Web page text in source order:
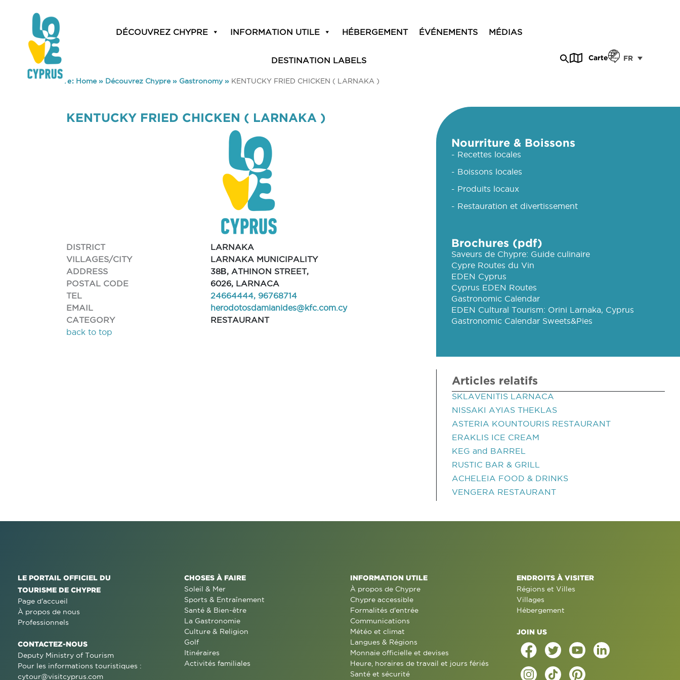
DÉCOUVREZ CHYPRE INFORMATION UTILE HÉBERGEMENT ÉVÉNEMENTS MÉDIAS
DESTINATION LABELS Carte FR
You are here: Home» Découvrez Chypre» Gastronomy» KENTUCKY FRIED CHICKEN ( LARNAKA )
KENTUCKY FRIED CHICKEN ( LARNAKA )
DISTRICT
LARNAKA
VILLAGES/CITY
LARNAKA MUNICIPALITY
ADDRESS
38Β, ATHINON STREET,
POSTAL CODE
6026, LARNACA
TEL
24664444, 96768714
EMAIL
herodotosdamianides@kfc.com.cy
CATEGORY
RESTAURANT
back to top
Nourriture & Boissons
- Recettes locales
- Boissons locales
- Produits locaux
- Restauration et divertissement
Brochures (pdf)
Saveurs de Chypre: Guide culinaire
Cypre Routes du Vin
EDEN Cyprus
Cyprus EDEN Routes
Gastronomic Calendar
EDEN Cultural Tourism: Orini Larnaka, Cyprus
Gastronomic Calendar Sweets&Pies
Articles relatifs
SKLAVENITIS LARNACA
NISSAKI AYIAS THEKLAS
ASTERIA KOUNTOURIS RESTAURANT
ERAKLIS ICE CREAM
KEG and BARREL
RUSTIC BAR & GRILL
ACHELEIA FOOD & DRINKS
VENGERA RESTAURANT
LE PORTAIL OFFICIEL DU
TOURISME DE CHYPRE
Page d'accueil
À propos de nous
Professionnels
CONTACTEZ-NOUS
Deputy Ministry of Tourism
Pour les informations touristiques :
cytour@visitcyprus.com
CHOSES À FAIRE
Soleil & Mer
Sports & Entraînement
Santé & Bien-être
La Gastronomie
Culture & Religion
Golf
Itinéraires
Activités familiales
INFORMATION UTILE
À propos de Chypre
Chypre accessible
Formalités d'entrée
Communications
Météo et climat
Langues & Régions
Monnaie officielle et devises
Heure, horaires de travail et jours fériés
Santé et sécurité
ENDROITS À VISITER
Régions et Villes
Villages
Hébergement
JOIN US